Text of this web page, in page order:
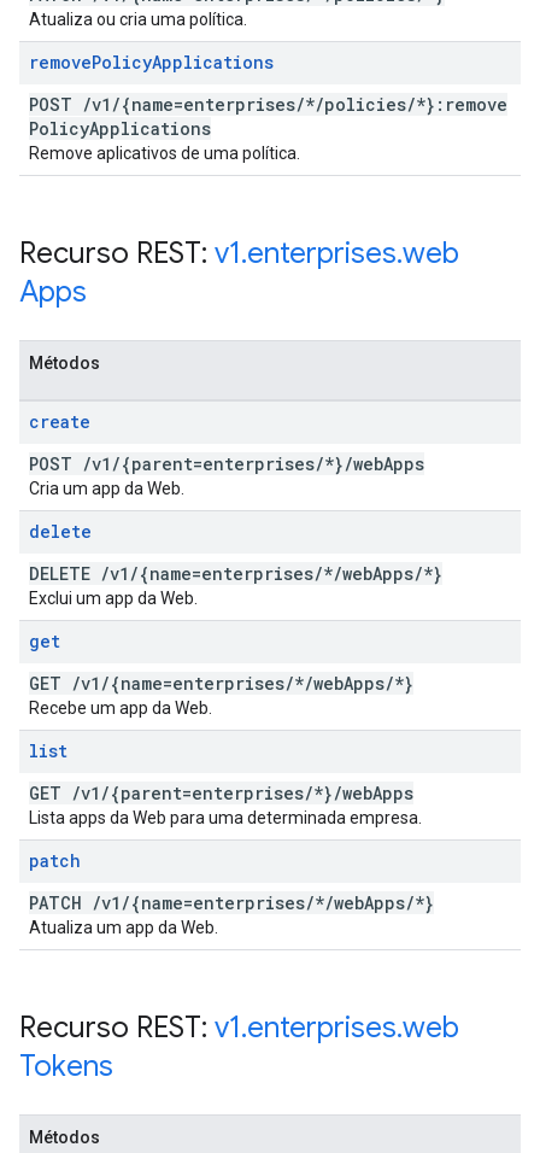
Atualiza ou cria uma política.
removePolicyApplications
POST /v1 /{name=enterprises/*/policies/*}:remove
PolicyApplications
Remove aplicativos de uma política.
Recurso REST: v1.enterprises.web
Apps
Métodos
create
POST /v1 /{parent=enterprises/*}/webApps
Cria um app da Web.
delete
DELETE /v1 /{name=enterprises/*/webApps/*}
Exclui um app da Web.
get
GET /v1 /{name=enterprises/*/webApps/*}
Recebe um app da Web.
list
GET /v1 /{parent=enterprises/*}/webApps
Lista apps da Web para uma determinada empresa.
patch
PATCH /v1 /{name=enterprises/*/webApps/*}
Atualiza um app da Web.
Recurso REST: v1.enterprises.web
Tokens
Métodos